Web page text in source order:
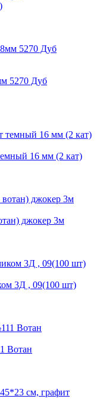
5270 Дуб
16 мм (2 кат)
джокер 3м
3Д , 09(100 шт)
Вотан